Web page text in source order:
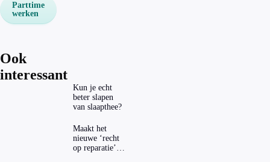
Parttime
werken
Ook
interessant
Kun je echt
beter slapen
van slaapthee?
Maakt het
nieuwe ‘recht
op reparatie’